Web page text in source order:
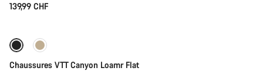
139,99 CHF
Nouveau
Chaussures VTT Canyon Loamr Flat